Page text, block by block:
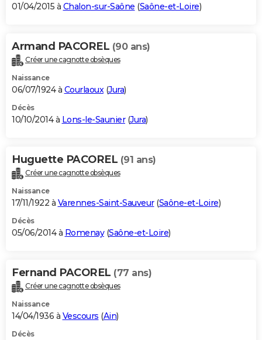
01/04/2015 à Chalon-sur-Saône (Saône-et-Loire)
Armand PACOREL (90 ans)
Créer une cagnotte obsèques
Naissance
06/07/1924 à Courlaoux(Jura)
Décès
10/10/2014 à Lons-le-Saunier(Jura)
Huguette PACOREL (91 ans)
Créer une cagnotte obsèques
Naissance
17/11/1922 à Varennes-Saint-Sauveur(Saône-et-Loire)
Décès
05/06/2014 à Romenay(Saône-et-Loire)
Fernand PACOREL (77 ans)
Créer une cagnotte obsèques
Naissance
14/04/1936 à Vescours (Ain)
Décès